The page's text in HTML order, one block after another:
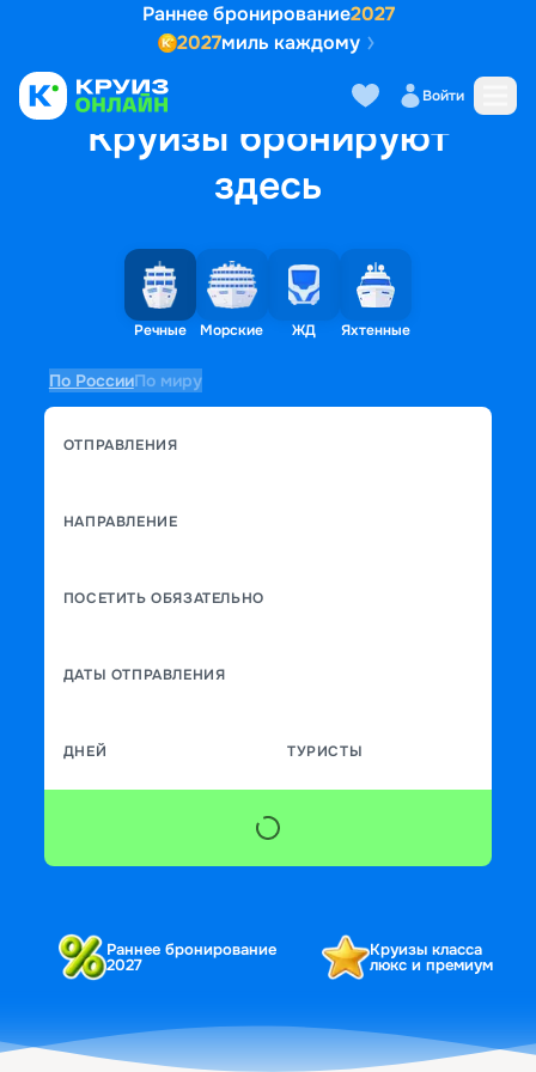
Раннее бронирование2027
2027миль каждому
Войти
Круизы бронируют
здесь
Речные Морские ЖД Яхтенные
По РоссииПо миру
ОТПРАВЛЕНИЯ
НАПРАВЛЕНИЕ
ПОСЕТИТЬ ОБЯЗАТЕЛЬНО
ДАТЫ ОТПРАВЛЕНИЯ
ДНЕЙ ТУРИСТЫ
Раннее бронирование
2027
Круизы класса
люкс и премиум